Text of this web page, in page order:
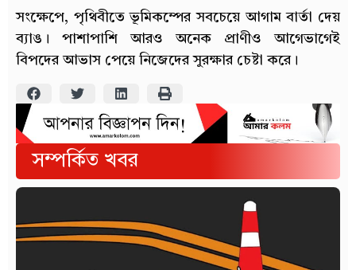
সংক্ষেপে, পৃথিবীতে ভূমিকম্পের সবচেয়ে আগাম বার্তা দেয়
ব্যাঙ। পাশাপাশি আরও অনেক প্রাণীও আগেভাগেই
বিপদের আভাস পেয়ে নিজেদের সুরক্ষার চেষ্টা করে।
সম্পর্কিত খবর